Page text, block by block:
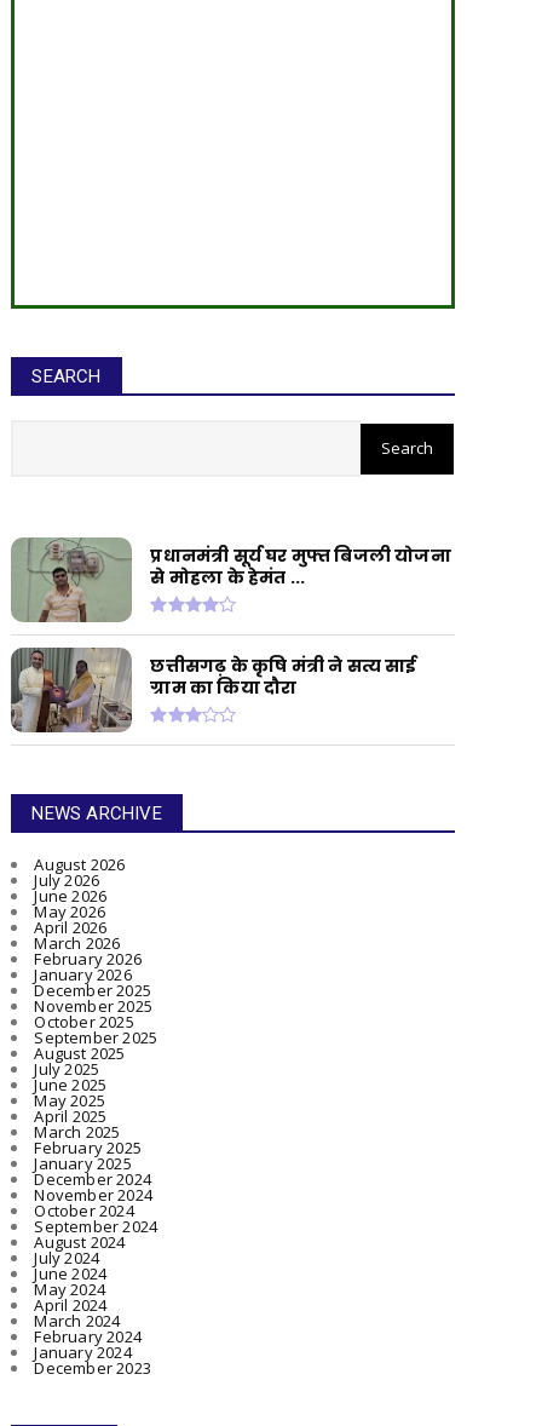
SEARCH
सीईओ ने घोटाले कर बनाई करोड़ों की
प्रधानमंत्री सूर्य घर मुफ्त बिजली योजना
से मोहला के हेमंत ...
छत्तीसगढ़ के कृषि मंत्री ने सत्य साई
ग्राम का किया दौरा
NEWS ARCHIVE
August 2026
July 2026
June 2026
May 2026
April 2026
March 2026
February 2026
January 2026
December 2025
November 2025
October 2025
September 2025
August 2025
July 2025
June 2025
May 2025
April 2025
March 2025
February 2025
January 2025
December 2024
November 2024
October 2024
September 2024
August 2024
July 2024
June 2024
May 2024
April 2024
March 2024
February 2024
January 2024
December 2023